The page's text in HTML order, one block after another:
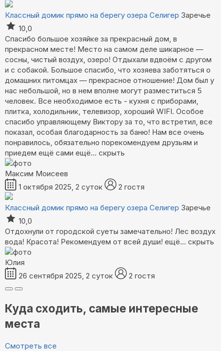
Классный домик прямо на берегу озера Селигер Заречье
10,0
Спасибо большое хозяйке за прекрасный дом, в
прекрасном месте! Место на самом деле шикарное —
сосны, чистый воздух, озеро! Отдыхали вдвоём с другом
и с собакой. Большое спасибо, что хозяева заботяться о
домашних питомцах — прекрасное отношение! Дом был у
нас небольшой, но в нем вполне могут разместиться 5
человек. Все необходимое есть - кухня с приборами,
плитка, холодильник, телевизор, хороший WIFI. Особое
спасибо управляющему Виктору за то, что встретил, все
показал, особая благодарность за баню! Нам все очень
понравилось, обязательно порекомендуем друзьям и
приедем ещё сами ещё... скрыть
Максим Моисеев
1 октября 2025, 2 суток
2 гостя
Классный домик прямо на берегу озера Селигер Заречье
10,0
Отдохнули от городской суеты замечательно! Лес воздух
вода! Красота! Рекомендуем от всей души! ещё... скрыть
Юлия
26 сентября 2025, 2 суток
2 гостя
Куда сходить, самые интересные
места
Смотреть все